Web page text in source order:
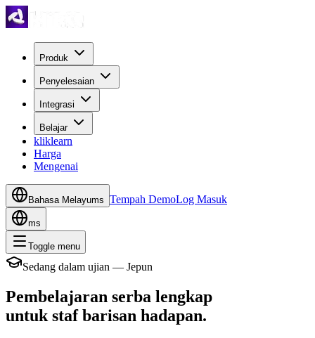
Produk
Penyelesaian
Integrasi
Belajar
kliklearn
Harga
Mengenai
Bahasa Melayums Tempah DemoLog Masuk
ms
Toggle menu
Sedang dalam ujian — Jepun
Pembelajaran serba lengkap
untuk staf barisan hadapan.